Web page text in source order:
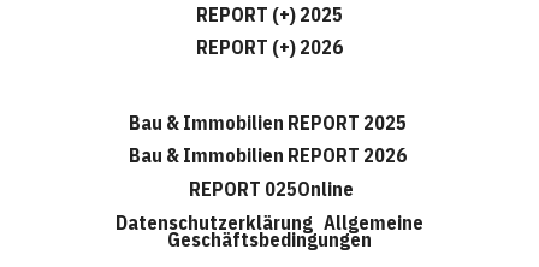
REPORT (+) 2025
REPORT (+) 2026
Bau & Immobilien REPORT 2025
Bau & Immobilien REPORT 2026
REPORT 025Online
Datenschutzerklärung Allgemeine
Geschäftsbedingungen